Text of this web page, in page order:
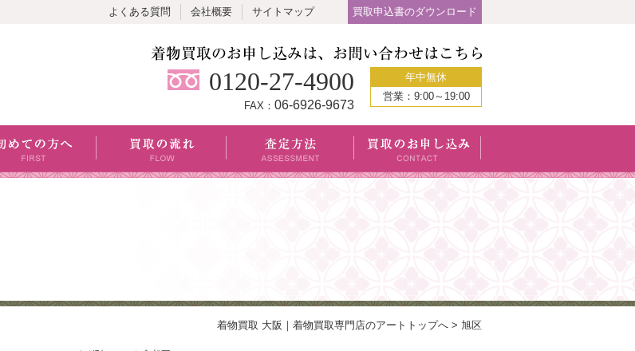
よくある質問 会社概要 サイトマップ 買取申込書のダウンロード
0120-27-4900
FAX： 06-6926-9673
年中無休
営業：9:00～19:00
着物買取 大阪｜着物買取専門店のアートトップへ > 旭区